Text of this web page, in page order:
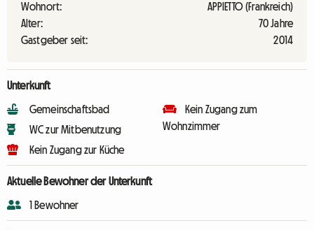
Wohnort:
APPIETTO (Frankreich)
Alter:
70 Jahre
Gastgeber seit:
2014
Unterkunft
Gemeinschaftsbad
WC zur Mitbenutzung
Kein Zugang zur Küche
Kein Zugang zum
Wohnzimmer
Aktuelle Bewohner der Unterkunft
1 Bewohner